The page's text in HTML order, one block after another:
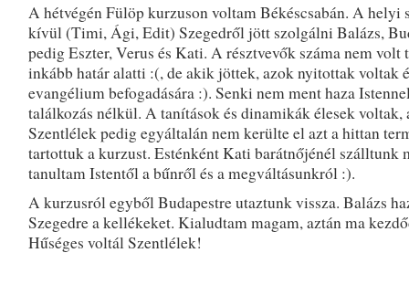
A hétvégén Fülöp kurzuson voltam Békéscsabán. A helyi
kívül (Timi, Ági, Edit) Szegedről jött szolgálni Balázs,
pedig Eszter, Verus és Kati. A résztvevők száma nem volt
inkább határ alatti :(, de akik jöttek, azok nyitottak voltak
evangélium befogadására :). Senki nem ment haza
találkozás nélkül. A tanítások és dinamikák élesek voltak,
Szentlélek pedig egyáltalán nem kerülte el azt a hittan
tartottuk a kurzust. Esténként Kati barátnőjénél szálltunk
tanultam Istentől a bűnről és a megváltásunkról :).
A kurzusról egyből Budapestre utaztunk vissza. Balázs
Szegedre a kellékeket. Kialudtam magam, aztán ma
Hűséges voltál Szentlélek!